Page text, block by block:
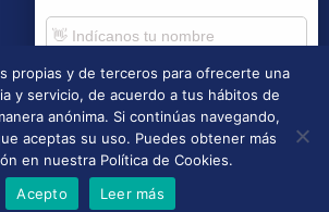
de Privacidad
Política de Cookies
calidad
Tablón de anuncios
Hostelería de Sevilla | 2026 | Todos los
derechos reservados
propias y de terceros para ofrecerte una
y servicio, de acuerdo a tus hábitos de
anónima. Si continúas navegando,
aceptas su uso. Puedes obtener más
en nuestra Política de Cookies.
Acepto
Leer más
Comenzar chat